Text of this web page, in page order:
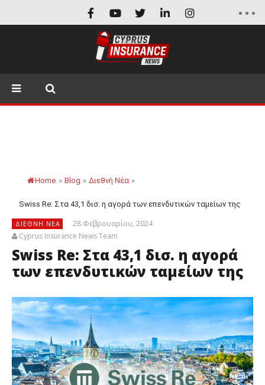
Home » Blog » Διεθνή Νέα »
Swiss Re: Στα 43,1 δισ. η αγορά των επενδυτικών ταμείων της
ΔΙΕΘΝΉ ΝΈΑ
28 Φεβρουαρίου, 2024
Cyprus Insurance News Team
Swiss Re: Στα 43,1 δισ. η αγορά
των επενδυτικών ταμείων της